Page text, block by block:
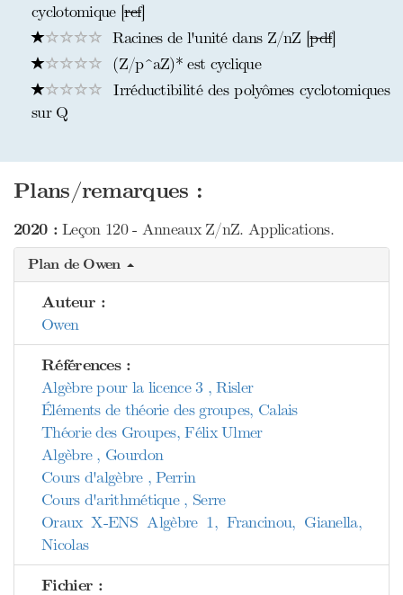
cyclotomique [ref]
Racines de l'unité dans Z/nZ [pdf]
(Z/p^aZ)* est cyclique
Irréductibilité des polyômes cyclotomiques
sur Q
Plans/remarques :
2020 :Leçon 120 - Anneaux Z/nZ. Applications.
Plan de Owen
Auteur :
Owen
Références :
Algèbre pour la licence 3 , Risler
Éléments de théorie des groupes, Calais
Théorie des Groupes, Félix Ulmer
Algèbre , Gourdon
Cours d'algèbre , Perrin
Cours d'arithmétique , Serre
Oraux X-ENS Algèbre 1, Francinou, Gianella,
Nicolas
Fichier :